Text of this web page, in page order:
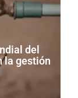
del
la gestión